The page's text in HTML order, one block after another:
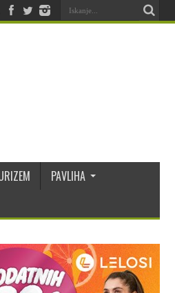
PAVLIHA